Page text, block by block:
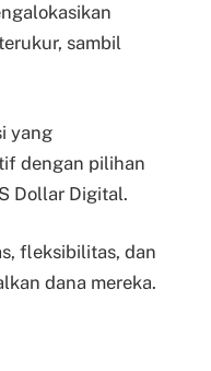
sambil
yang
dengan pilihan
Dollar Digital.
fleksibilitas, dan
dana mereka.